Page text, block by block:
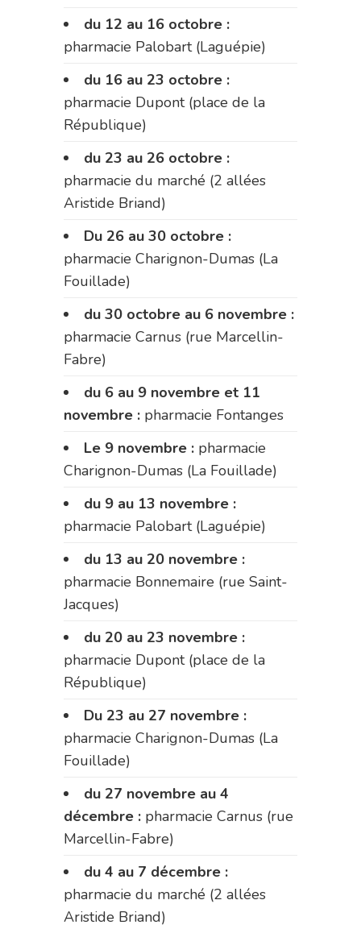
du 12 au 16 octobre :
pharmacie Palobart (Laguépie)
du 16 au 23 octobre :
pharmacie Dupont (place de la
République)
du 23 au 26 octobre :
pharmacie du marché (2 allées
Aristide Briand)
Du 26 au 30 octobre :
pharmacie Charignon-Dumas (La
Fouillade)
du 30 octobre au 6 novembre :
pharmacie Carnus (rue Marcellin-
Fabre)
du 6 au 9 novembre et 11
novembre : pharmacie Fontanges
Le 9 novembre : pharmacie
Charignon-Dumas (La Fouillade)
du 9 au 13 novembre :
pharmacie Palobart (Laguépie)
du 13 au 20 novembre :
pharmacie Bonnemaire (rue Saint-
Jacques)
du 20 au 23 novembre :
pharmacie Dupont (place de la
République)
Du 23 au 27 novembre :
pharmacie Charignon-Dumas (La
Fouillade)
du 27 novembre au 4
décembre : pharmacie Carnus (rue
Marcellin-Fabre)
du 4 au 7 décembre :
pharmacie du marché (2 allées
Aristide Briand)